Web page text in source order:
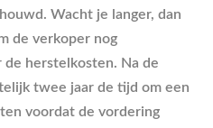
Wacht je langer, dan
de verkoper nog
herstelkosten. Na de
twee jaar de tijd om een
voordat de vordering